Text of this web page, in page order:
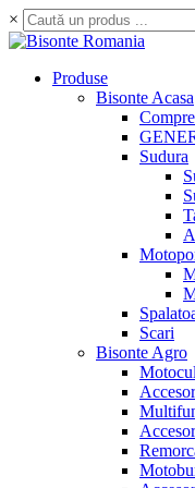
×
Produse
Bisonte Acasa
Sudura
Scari
Bisonte Agro